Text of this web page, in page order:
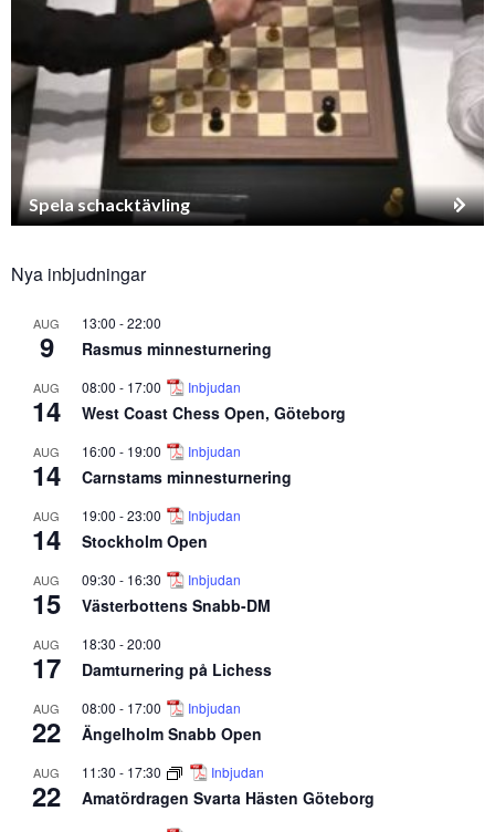
Spela schacktävling
Nya inbjudningar
AUG
9
13:00 -22:00
Rasmus minnesturnering
AUG
14
08:00 - 17:00 Inbjudan
West Coast Chess Open, Göteborg
AUG
14
16:00 - 19:00 Inbjudan
Carnstams minnesturnering
AUG
14
19:00 -23:00 Inbjudan
Stockholm Open
AUG
15
09:30 - 16:30 Inbjudan
Västerbottens Snabb-DM
AUG
17
18:30 -20:00
Damturnering på Lichess
AUG
22
08:00 - 17:00 Inbjudan
Ängelholm Snabb Open
AUG
22
11:30 - 17:30 Inbjudan
Amatördragen Svarta Hästen Göteborg